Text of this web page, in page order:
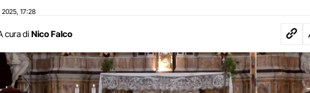
2025 17:28
cura di Nico Falco